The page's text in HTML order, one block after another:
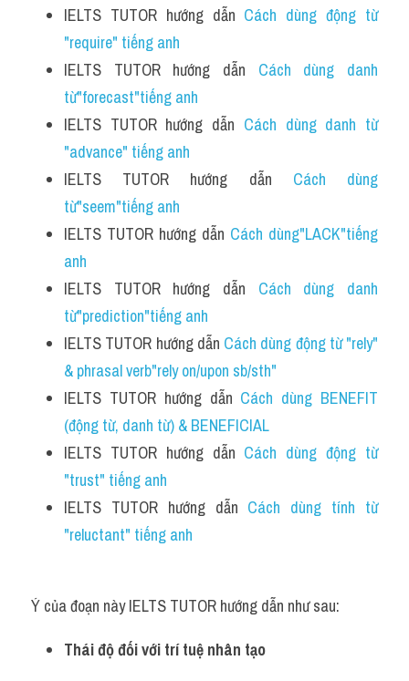
IELTS TUTOR hướng dẫn Cách dùng động từ
"require" tiếng anh
IELTS TUTOR hướng dẫn Cách dùng danh
từ"forecast"tiếng anh
IELTS TUTOR hướng dẫn Cách dùng danh từ
"advance" tiếng anh
IELTS TUTOR hướng dẫn Cách dùng
từ"seem"tiếng anh
IELTS TUTOR hướng dẫn Cách dùng"LACK"tiếng
anh
IELTS TUTOR hướng dẫn Cách dùng danh
từ"prediction"tiếng anh
IELTS TUTOR hướng dẫn Cách dùng động từ "rely"
& phrasal verb"rely on/upon sb/sth"
IELTS TUTOR hướng dẫn Cách dùng BENEFIT
(động từ, danh từ) & BENEFICIAL
IELTS TUTOR hướng dẫn Cách dùng động từ
"trust" tiếng anh
IELTS TUTOR hướng dẫn Cách dùng tính từ
"reluctant" tiếng anh
Ý của đoạn này IELTS TUTOR hướng dẫn như sau:
Thái độ đối với trí tuệ nhân tạo